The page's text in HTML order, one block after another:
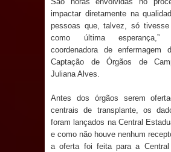
dentárias já foram
Prefeitura de Sapé em
Caldas Brandão:
e deve atrair grande
Nota de pesar:
impactar diretamente na
pessoas que, talvez, só tivesse
como última
coordenadora de enfermagem
Captação de Órgãos de
Juliana Alves.
Antes dos órgãos serem
centrais de transplante, os
foram lançados na Central
e como não houve nenhum
a oferta foi feita para a Central